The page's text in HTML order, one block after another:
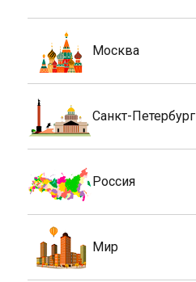
Москва
Санкт-Петербург
Россия
Мир